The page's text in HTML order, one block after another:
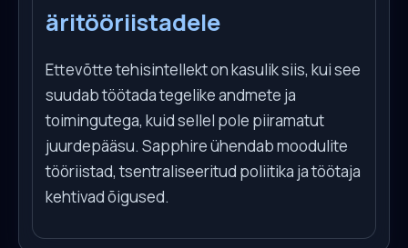
äritööriistadele
Ettevõtte tehisintellekt on kasulik siis, kui see
suudab töötada tegelike andmete ja
toimingutega, kuid sellel pole piiramatut
juurdepääsu. Sapphire ühendab moodulite
tööriistad, tsentraliseeritud poliitika ja töötaja
kehtivad õigused.